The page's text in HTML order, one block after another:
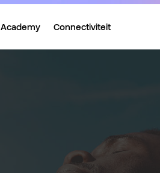
Academy Connectiviteit